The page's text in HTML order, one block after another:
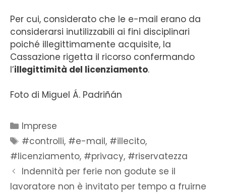
Per cui, considerato che le e-mail erano da
considerarsi inutilizzabili ai fini disciplinari
poiché illegittimamente acquisite, la
Cassazione rigetta il ricorso confermando
l’illegittimità del licenziamento.
Foto di Miguel Á. Padriñán
Imprese
#controlli, #e-mail, #illecito,
#licenziamento, #privacy, #riservatezza
Indennità per ferie non godute se il
lavoratore non è invitato per tempo a fruirne